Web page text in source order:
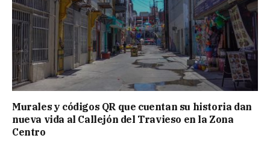
Murales y códigos QR que cuentan su historia dan
nueva vida al Callejón del Travieso en la Zona
Centro